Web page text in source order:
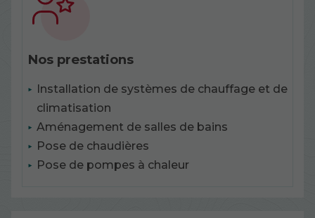
Nos prestations
Installation de systèmes de chauffage et de
climatisation
Aménagement de salles de bains
Pose de chaudières
Pose de pompes à chaleur